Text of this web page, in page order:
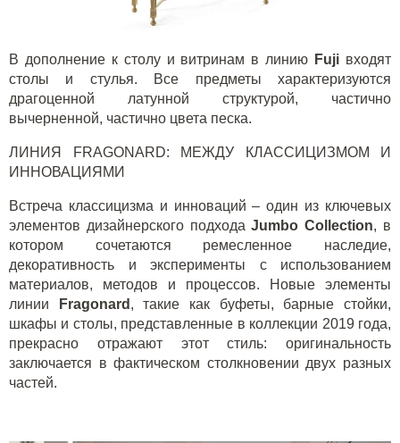
В дополнение к столу и витринам в линию Fuji входят
столы и стулья. Все предметы характеризуются
драгоценной латунной структурой, частично
вычерненной, частично цвета песка.
ЛИНИЯ FRAGONARD: МЕЖДУ КЛАССИЦИЗМОМ И
ИННОВАЦИЯМИ
Встреча классицизма и инноваций – один из ключевых
элементов дизайнерского подходаJumbo Collection, в
котором сочетаются ремесленное наследие,
декоративность и эксперименты с использованием
материалов, методов и процессов. Новые элементы
линии
Fragonard , такие как буфеты, барные стойки,
шкафы и столы, представленные в коллекции 2019 года,
прекрасно отражают этот стиль: оригинальность
заключается в фактическом столкновении двух разных
частей.